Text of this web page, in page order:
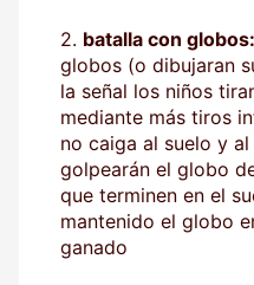
2. batalla con globos:
globos (o dibujaran
la señal los niños
mediante más tiros
no caiga al suelo y
golpearán el globo
que terminen en el
mantenido el globo
ganado